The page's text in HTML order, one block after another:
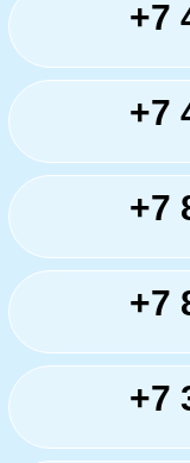
+7
+7
+7
+7
+7